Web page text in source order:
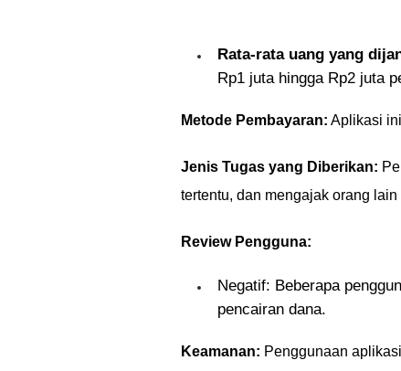
Rata-rata uang yang
Rp1 juta hingga Rp2 juta
Metode Pembayaran: Aplikasi
Jenis Tugas yang Diberikan:
tertentu, dan mengajak orang
Review Pengguna:
Negatif: Beberapa
pencairan dana.
Keamanan: Penggunaan